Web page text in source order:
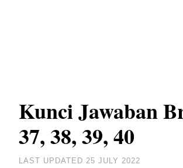
Kunci Jawaban
37, 38, 39, 40
LAST UPDATED 25 JULY 2022